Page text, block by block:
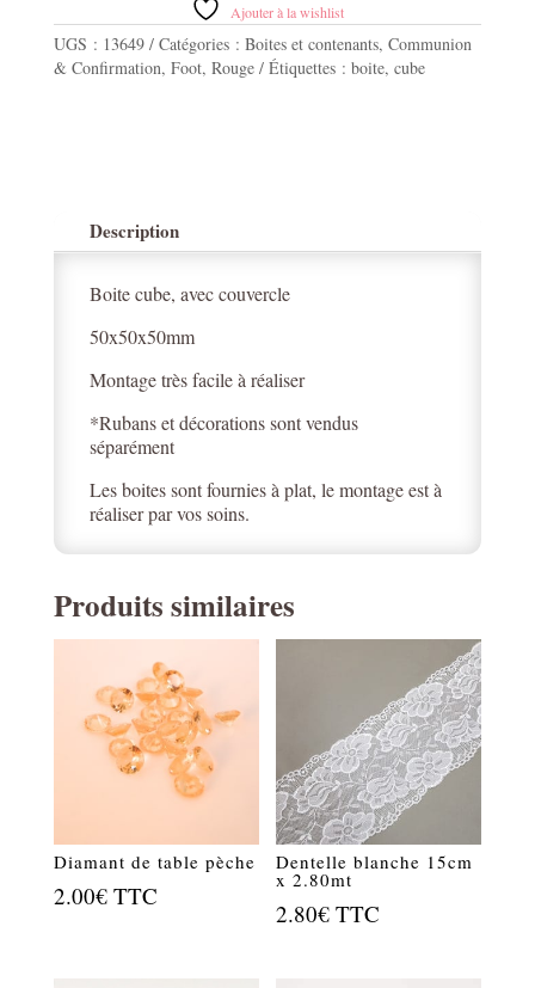
Ajouter à la wishlist
UGS : 13649 Catégories : Boites et contenants, Communion
& Confirmation, Foot, Rouge Étiquettes : boite, cube
Description
Boite cube, avec couvercle
50x50x50mm
Montage très facile à réaliser
*Rubans et décorations sont vendus
séparément
Les boites sont fournies à plat, le montage est à
réaliser par vos soins.
Produits similaires
Diamant de table pèche
2.00€ TTC
Dentelle blanche 15cm
x 2.80mt
2.80€ TTC